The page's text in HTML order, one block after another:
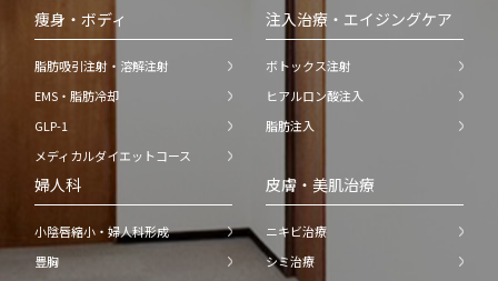
痩身・ボディ
脂肪吸引注射・溶解注射
EMS・脂肪冷却
GLP-1
メディカルダイエットコース
注入治療・エイジングケア
ボトックス注射
ヒアルロン酸注入
脂肪注入
婦人科
小陰唇縮小・婦人科形成
豊胸
皮膚・美肌治療
ニキビ治療
シミ治療